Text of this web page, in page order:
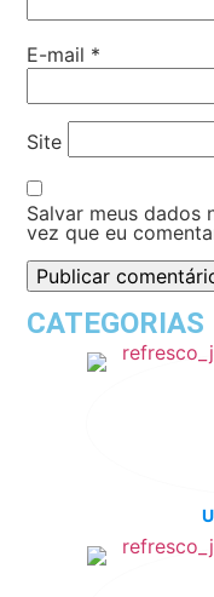
E-mail *
Site
Salvar meus dados
vez que eu
CATEGORIAS